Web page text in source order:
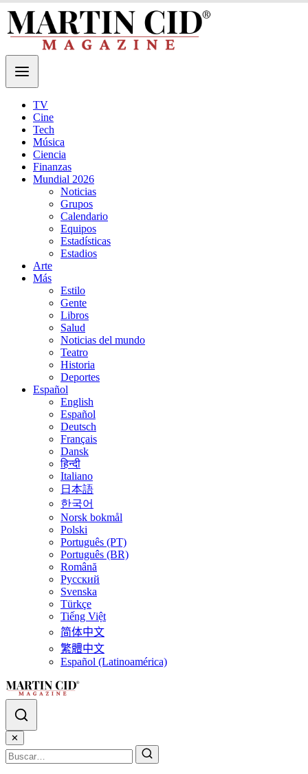
TV
Cine
Tech
Música
Ciencia
Finanzas
Mundial 2026
Noticias
Grupos
Calendario
Equipos
Estadísticas
Estadios
Arte
Más
Estilo
Gente
Libros
Salud
Noticias del mundo
Teatro
Historia
Deportes
Español
English
Español
Deutsch
Français
Dansk
हिन्दी
Italiano
日本語
한국어
Norsk bokmål
Polski
Português (PT)
Português (BR)
Română
Русский
Svenska
Türkçe
Tiếng Việt
简体中文
繁體中文
Español (Latinoamérica)
✕